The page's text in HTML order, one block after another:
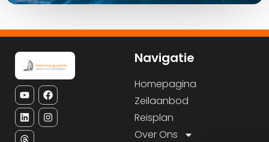
Navigatie
Homepagina
Zeilaanbod
Reisplan
Over Ons